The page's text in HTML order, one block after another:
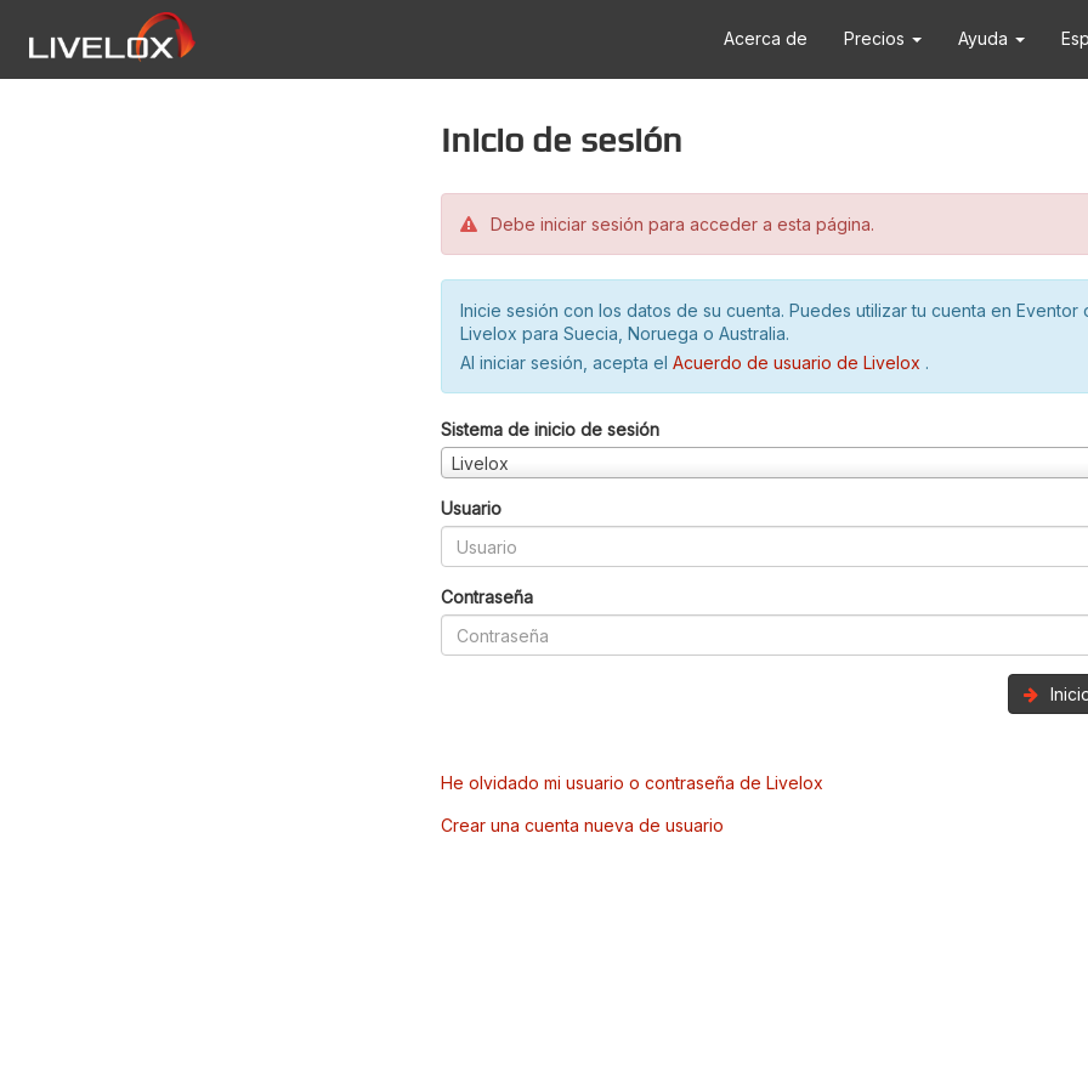
Acerca de Precios Ayuda
Inicio de sesión
Debe iniciar sesión para acceder a esta página.
Inicie sesión con los datos de su cuenta. Puedes utilizar tu cuenta en Eventor
Livelox para Suecia, Noruega o Australia.
Al iniciar sesión, acepta el Acuerdo de usuario de Livelox .
Sistema de inicio de sesión
Livelox
Usuario
Contraseña
He olvidado mi usuario o contraseña de Livelox
Crear una cuenta nueva de usuario